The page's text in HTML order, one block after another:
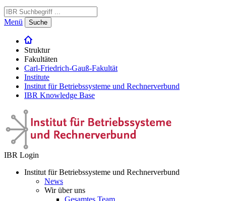
Menü Suche
Struktur
Fakultäten
Carl-Friedrich-Gauß-Fakultät
Institute
Institut für Betriebssysteme und Rechnerverbund
IBR Knowledge Base
IBR Login
Institut für Betriebssysteme und Rechnerverbund
News
Wir über uns
Gesamtes Team